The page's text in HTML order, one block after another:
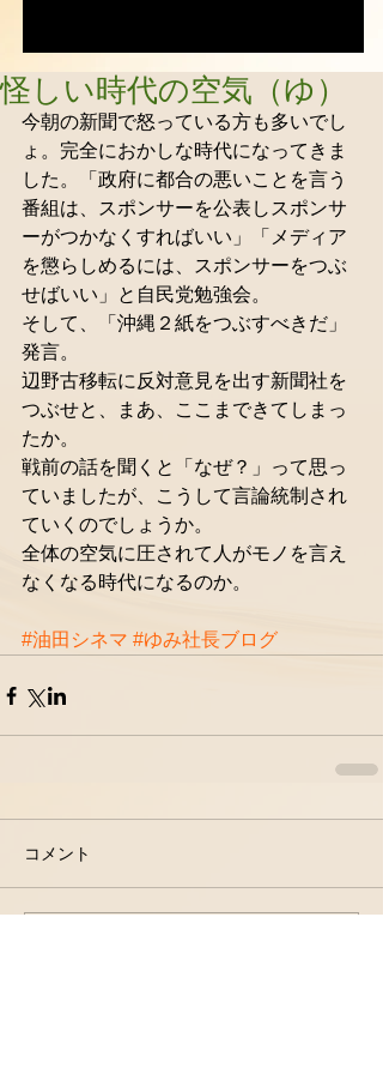
怪しい時代の空気（ゆ）
今朝の新聞で怒っている方も多いでし
ょ。完全におかしな時代になってきま
した。「政府に都合の悪いことを言う
番組は、スポンサーを公表しスポンサ
ーがつかなくすればいい」「メディア
を懲らしめるには、スポンサーをつぶ
せばいい」と自民党勉強会。
そして、「沖縄２紙をつぶすべきだ」
発言。
辺野古移転に反対意見を出す新聞社を
つぶせと、まあ、ここまできてしまっ
たか。
戦前の話を聞くと「なぜ？」って思っ
ていましたが、こうして言論統制され
ていくのでしょうか。
全体の空気に圧されて人がモノを言え
なくなる時代になるのか。
#油田シネマ #ゆみ社長ブログ
コメント